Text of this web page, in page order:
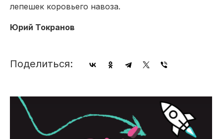
лепешек коровьего навоза.
Юрий Токранов
Поделиться: